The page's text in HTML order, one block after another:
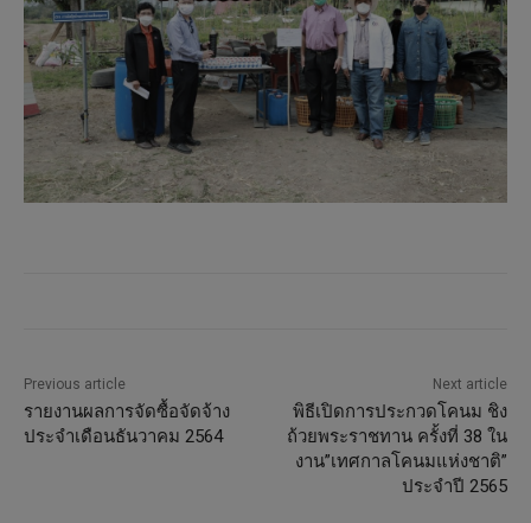
Previous article
รายงานผลการจัดซื้อจัดจ้าง
ประจำเดือนธันวาคม 2564
Next article
พิธีเปิดการประกวดโคนม ชิง
ถ้วยพระราชทาน ครั้งที่ 38 ใน
งาน”เทศกาลโคนมแห่งชาติ”
ประจำปี 2565